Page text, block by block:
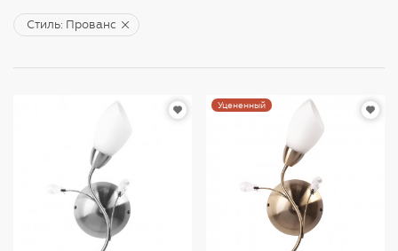
Стиль: Прованс
Уцененный